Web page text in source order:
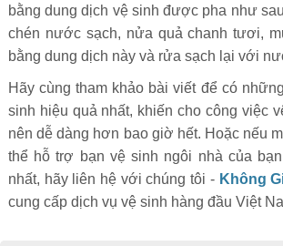
bằng dung dịch vệ sinh được pha như
chén nước sạch, nửa quả chanh tươi,
bằng dung dịch này và rửa sạch lại với
Hãy cùng tham khảo bài viết để có
sinh hiệu quả nhất, khiến cho công việc
nên dễ dàng hơn bao giờ hết. Hoặc nếu
thể hỗ trợ bạn vệ sinh ngôi nhà của
nhất, hãy liên hệ với chúng tôi - Không
cung cấp dịch vụ vệ sinh hàng đầu Việt